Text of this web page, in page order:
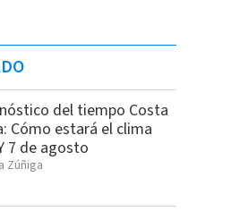
del tiempo Costa
Cómo estará el clima
7 de agosto
Zúñiga